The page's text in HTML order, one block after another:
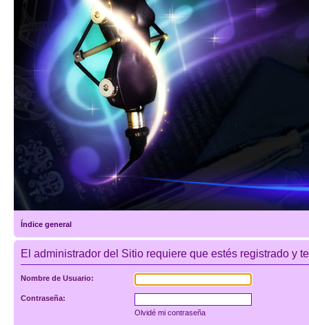
Índice general
El administrador del Sitio requiere que estés registrado y
Nombre de Usuario:
Contraseña:
Olvidé mi contraseña